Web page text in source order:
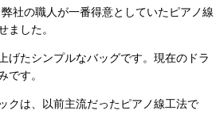
社の職人が一番得意としていたピアノ線
ました。
げたシンプルなバッグです。現在のドラ
です。
クは、以前主流だったピアノ線工法で